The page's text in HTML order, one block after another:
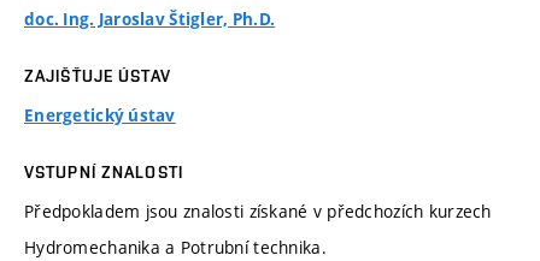
doc. Ing. Jaroslav Štigler, Ph.D.
ZAJIŠŤUJE ÚSTAV
Energetický ústav
VSTUPNÍ ZNALOSTI
Předpokladem jsou znalosti získané v předchozích kurzech
Hydromechanika a Potrubní technika.